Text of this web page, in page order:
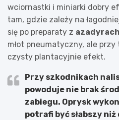
wciornastki i miniarki dobry
tam, gdzie zależy na
się po preparaty z
młot pneumatyczny, ale
czysty plantacyjnie efekt.
Przy szkodnikach
powoduje nie brak
zabiegu. Oprysk
potrafi być słabszy